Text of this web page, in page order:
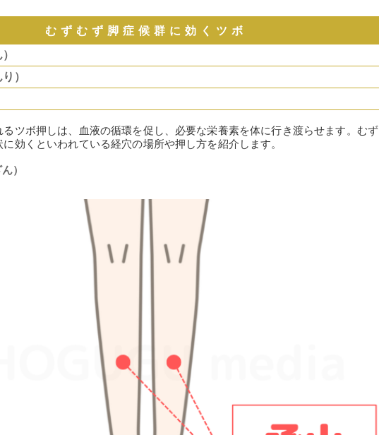
むずむず脚症候群に効くツボ
）
ツボ押しは、血液の循環を促し、必要な栄養素を体に行き渡らせます。むず
効くといわれている経穴の場所や押し方を紹介します。
）